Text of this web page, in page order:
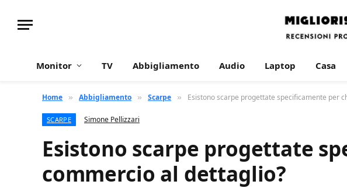
Monitor TV Abbigliamento Audio Laptop Casa
Home » Abbigliamento » Scarpe » Esistono scarpe progettate specificamente per
SCARPE Simone Pellizzari
Esistono scarpe progettate
commercio al dettaglio?